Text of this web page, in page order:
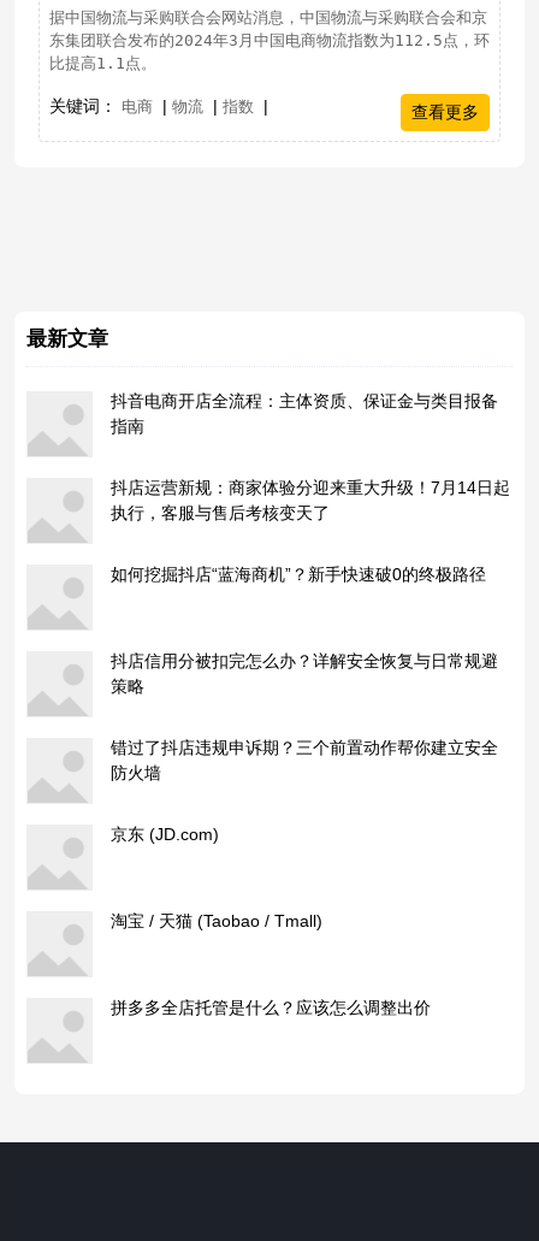
据中国物流与采购联合会网站消息，中国物流与采购联合会和京
东集团联合发布的2024年3月中国电商物流指数为112.5点，环
比提高1.1点。
关键词： 电商 | 物流 | 指数 | 查看更多
最新文章
抖音电商开店全流程：主体资质、保证金与类目报备
指南
抖店运营新规：商家体验分迎来重大升级！7月14日起
执行，客服与售后考核变天了
如何挖掘抖店“蓝海商机”？新手快速破0的终极路径
抖店信用分被扣完怎么办？详解安全恢复与日常规避
策略
错过了抖店违规申诉期？三个前置动作帮你建立安全
防火墙
京东 (JD.com)
淘宝 / 天猫 (Taobao / Tmall)
拼多多全店托管是什么？应该怎么调整出价